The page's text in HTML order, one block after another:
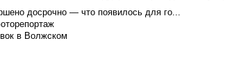
досрочно — что появилось для го...
в Волжском